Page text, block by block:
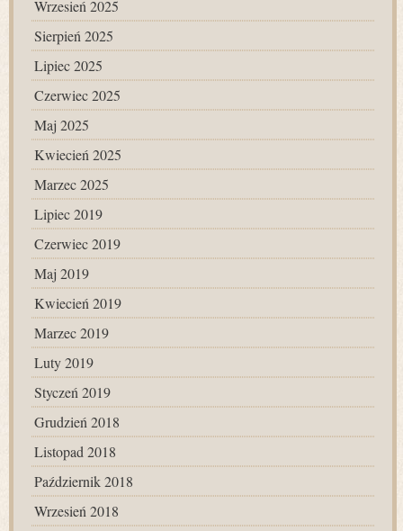
Wrzesień 2025
Sierpień 2025
Lipiec 2025
Czerwiec 2025
Maj 2025
Kwiecień 2025
Marzec 2025
Lipiec 2019
Czerwiec 2019
Maj 2019
Kwiecień 2019
Marzec 2019
Luty 2019
Styczeń 2019
Grudzień 2018
Listopad 2018
Październik 2018
Wrzesień 2018